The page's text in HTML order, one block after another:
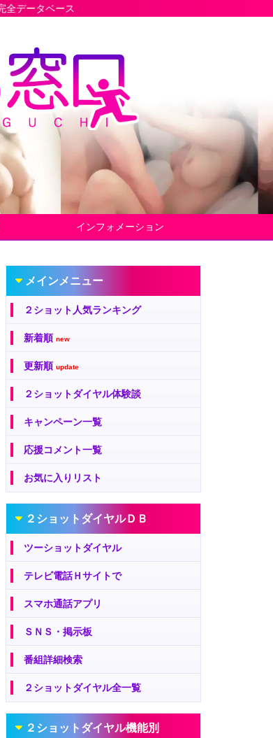
インフォメーション
メインメニュー
２ショット人気ランキング
新着順 new
更新順 update
２ショットダイヤル体験談
キャンペーン一覧
応援コメント一覧
お気に入りリスト
２ショットダイヤルＤＢ
ツーショットダイヤル
テレビ電話Ｈサイトで
スマホ通話アプリ
ＳＮＳ・掲示板
番組詳細検索
２ショットダイヤル全一覧
２ショットダイヤル機能別